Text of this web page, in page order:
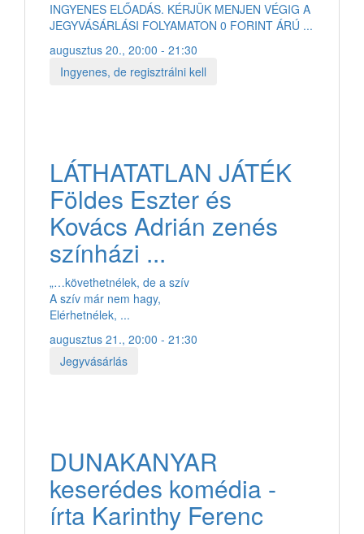
INGYENES ELŐADÁS. KÉRJÜK MENJEN VÉGIG A
JEGYVÁSÁRLÁSI FOLYAMATON 0 FORINT ÁRÚ ...
augusztus 20., 20:00 - 21:30
Ingyenes, de regisztrálni kell
LÁTHATATLAN JÁTÉK
Földes Eszter és
Kovács Adrián zenés
színházi ...
„…követhetnélek, de a szív
A szív már nem hagy,
Elérhetnélek, ...
augusztus 21., 20:00 - 21:30
Jegyvásárlás
DUNAKANYAR
keserédes komédia -
írta Karinthy Ferenc